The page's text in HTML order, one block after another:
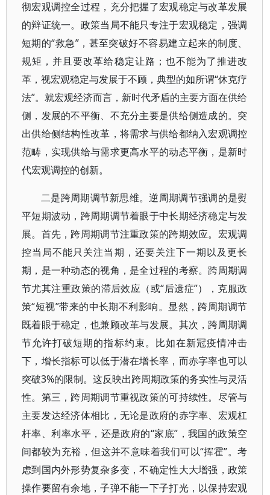
彻宏观调控全过程，充分把握了宏观稳定与改革发展
的辩证统一。政策当局不能只专注于宏观稳定，强调
短期的“救急”，甚至突破好不容易建立起来的制度、
规矩，并且要改革给稳定让路；也不能为了推进改
革，视宏观稳定与发展于不顾，典型的如所谓“休克疗
法”。就宏观经济而言，新时代矛盾的主要方面在供给
侧，发展的不平衡、不充分主要是供给侧造成的。突
出供给侧结构性改革，将需求与供给都纳入宏观调控
范畴，实现供给与需求更高水平的动态平衡，是新时
代宏观调控的创新。
二是跨周期调节新思维。逆周期调节强调的是熨
平短期波动，跨周期调节着眼于中长期经济稳定与发
展。首先，跨周期调节注重政策的跨期效应。宏观调
控当局不能只关注当期，还要关注下一期以及更长
期，是一种动态的视角，是全过程的考察。跨周期调
节尤其注重政策的滞后效应（或“后遗症”），克服政
策“短视”带来的中长期不利影响。显然，跨周期调节
既着眼于稳定，也兼顾改革与发展。其次，跨周期调
节允许打破短期的指标约束。比如在新冠疫情冲击
下，增长指标可以低于潜在增长率，而赤字率也可以
突破3%的限制。这反映出跨周期政策的务实性与灵活
性。第三，跨周期调节重视政策的可持续性。尽管与
主要发达经济体相比，无论是政府的赤字率、宏观杠
杆率、利率水平，还是政府的“家底”，我国的政策空
间都较为充裕，但这并不意味着我们可以“挥霍”。考
虑到国内外形势复杂多变，不确定性大大增强，政策
操作要留有余地，子弹不能一下子打光，以保持宏观